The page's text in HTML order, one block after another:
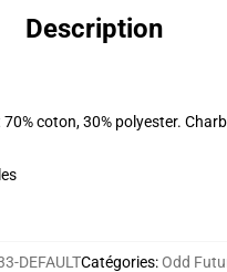
Description
coton, 30% polyester.
DEFAULTCatégories:Odd